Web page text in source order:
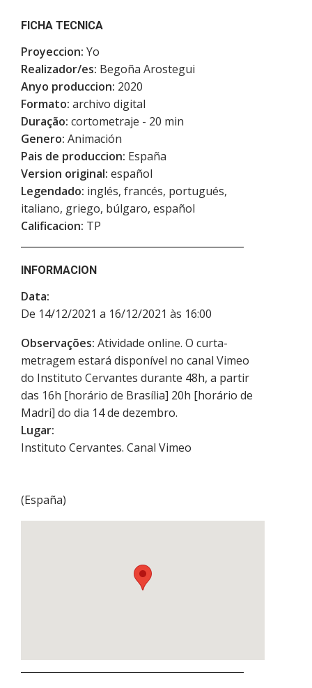
FICHA TECNICA
Proyeccion: Yo
Realizador/es: Begoña Arostegui
Anyo produccion: 2020
Formato: archivo digital
Duração: cortometraje - 20 min
Genero: Animación
Pais de produccion: España
Version original: español
Legendado: inglés, francés, portugués,
italiano, griego, búlgaro, español
Calificacion: TP
INFORMACION
Data:
De 14/12/2021 a 16/12/2021 às 16:00
Observações: Atividade online. O curta-
metragem estará disponível no canal Vimeo
do Instituto Cervantes durante 48h, a partir
das 16h [horário de Brasília] 20h [horário de
Madri] do dia 14 de dezembro.
Lugar:
Instituto Cervantes. Canal Vimeo
(España)